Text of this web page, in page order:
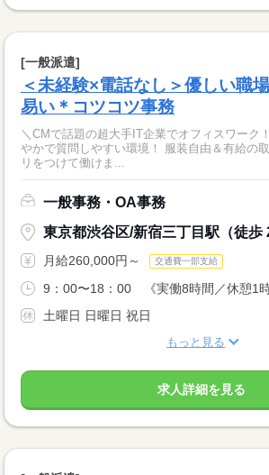
[一般派遣]
＜未経験×電話なし＞優しい職
易い＊コツコツ事務
＼CMで話題の超大手IT企業でオフィスワーク！／ 社内はとって
やかで質問しやすい環境！ 服装自由＆有給の
リをつけて働けま...
一般事務・OA事務
東京都渋谷区/新宿三丁目駅（徒歩
月給260,000円～ 交通費一部支給
9：00〜18：00 《実働8時間／休憩1時
土曜日 日曜日 祝日
もっと見る
求人詳細を見る